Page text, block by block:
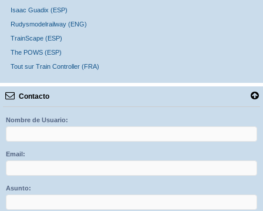
Isaac Guadix (ESP)
Rudysmodelrailway (ENG)
TrainScape (ESP)
The POWS (ESP)
Tout sur Train Controller (FRA)
Contacto
Nombre de Usuario:
Email:
Asunto: